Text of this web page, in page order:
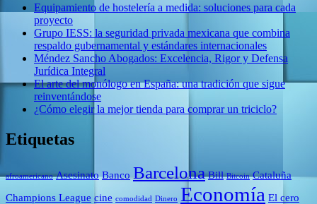
Equipamiento de hostelería a medida: soluciones para cada
proyecto
Grupo IESS: la seguridad privada mexicana que combina
respaldo gubernamental y estándares internacionales
Méndez Sancho Abogados: Excelencia, Rigor y Defensa
Jurídica Integral
El arte del monólogo en España: una tradición que sigue
reinventándose
¿Cómo elegir la mejor tienda para comprar un triciclo?
Etiquetas
afroamericano Asesinato Banco Barcelona Bill Bitcoin Cataluña
Champions League cine comodidad Dinero Economía El cero